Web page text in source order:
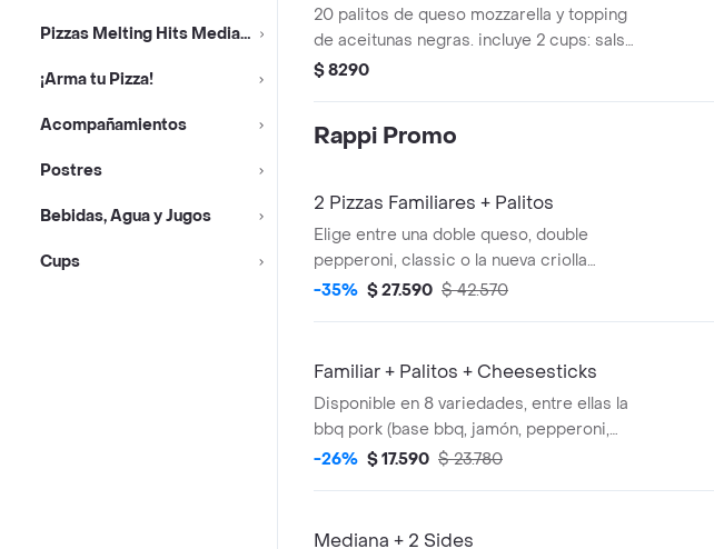
Pizzas Melting Hits Medianas
¡Arma tu Pizza!
Acompañamientos
Postres
Bebidas, Agua y Jugos
Cups
20 palitos de queso mozzarella y topping
de aceitunas negras. incluye 2 cups: salsa
de pizza y salsa honey mustard. no
$ 8290
Rappi Promo
2 Pizzas Familiares + Palitos
Elige entre una doble queso, double
pepperoni, classic o la nueva criolla
(queso, pimiento verde, tomate, chorizo)
ajo o canela.
-35% $ 27.590 $ 42.570
Familiar + Palitos + Cheesesticks
Disponible en 8 variedades, entre ellas la
bbq pork (base bbq, jamón, pepperoni,
cebolla morada) y la nueva criolla (queso,
nueva york + palitos de ajo o canela +
-26% $ 17.590 $ 23.780
Mediana + 2 Sides